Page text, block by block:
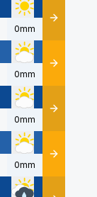
0mm Détails
0mm Détails
0mm Détails
0mm Détails